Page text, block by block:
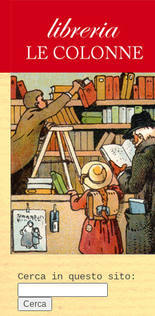
Cerca in questo sito: